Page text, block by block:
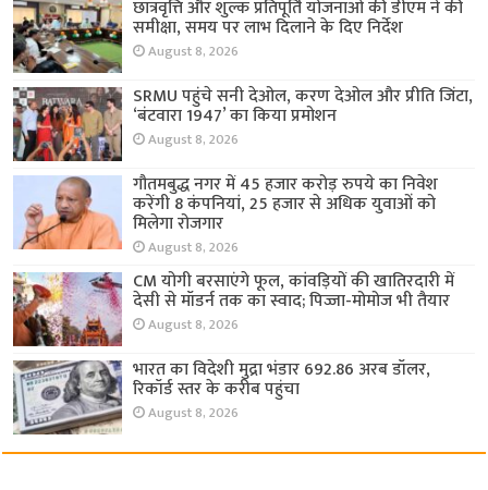
छात्रवृत्ति और शुल्क प्रतिपूर्ति योजनाओं की डीएम ने की
समीक्षा, समय पर लाभ दिलाने के दिए निर्देश
August 8, 2026
SRMU पहुंचे सनी देओल, करण देओल और प्रीति जिंटा,
‘बंटवारा 1947’ का किया प्रमोशन
August 8, 2026
गौतमबुद्ध नगर में 45 हजार करोड़ रुपये का निवेश
करेंगी 8 कंपनियां, 25 हजार से अधिक युवाओं को
मिलेगा रोजगार
August 8, 2026
CM योगी बरसाएंगे फूल, कांवड़ियों की खातिरदारी में
देसी से मॉडर्न तक का स्वाद; पिज्जा-मोमोज भी तैयार
August 8, 2026
भारत का विदेशी मुद्रा भंडार 692.86 अरब डॉलर,
रिकॉर्ड स्तर के करीब पहुंचा
August 8, 2026